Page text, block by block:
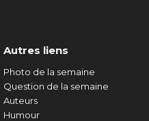
Autres liens
Photo de la semaine
Question de la semaine
Auteurs
Humour